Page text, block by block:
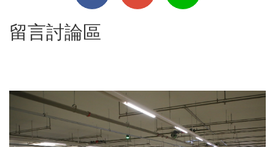
留言討論區